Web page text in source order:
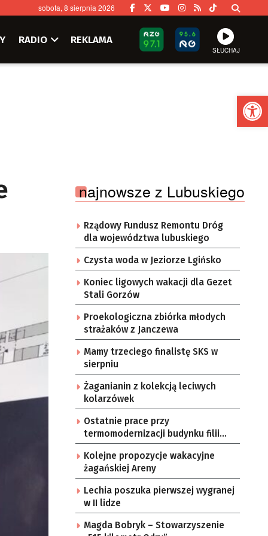
sobota, 8 sierpnia 2026
RADIO REKLAMA
SŁUCHAJ
najnowsze z Lubuskiego
Rządowy Fundusz Remontu Dróg
dla województwa lubuskiego
Czysta woda w Jeziorze Lgińsko
Koniec ligowych wakacji dla Gezet
Stali Gorzów
Proekologiczna zbiórka młodych
strażaków z Janczewa
Mamy trzeciego finalistę SKS w
sierpniu
Żaganianin z kolekcją leciwych
kolarzówek
Ostatnie prace przy
termomodernizacji budynku filii
żarskiego przedszkola Bajka
Kolejne propozycje wakacyjne
żagańskiej Areny
Lechia poszuka pierwszej wygranej
w II lidze
Magda Bobryk – Stowarzyszenie